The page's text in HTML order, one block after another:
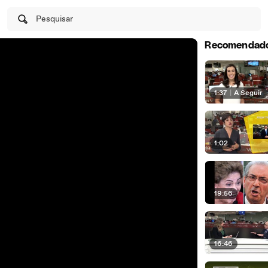
Pesquisar
1:37 A Seguir
1:02
19:56
16:46